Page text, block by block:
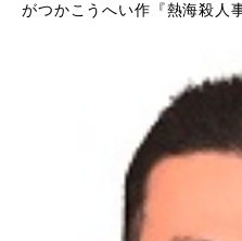
がつかこうへい作『熱海殺人